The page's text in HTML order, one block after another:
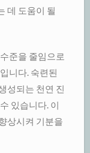
데 도움이 될
준을 줄임으로
니다. 숙련된
성되는 천연 진
있습니다. 이
상시켜 기분을